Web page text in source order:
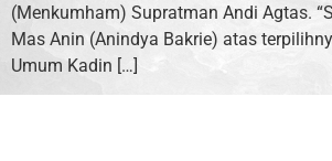
(Menkumham) Supratman Andi Agtas.
Mas Anin (Anindya Bakrie) atas
Umum Kadin […]